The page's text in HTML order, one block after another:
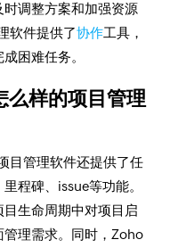
调整方案和加强资源
软件提供了协作工具，
困难任务。
样的项目管理
目管理软件还提供了任
程碑、issue等功能。
生命周期中对项目启
理需求。同时，Zoho